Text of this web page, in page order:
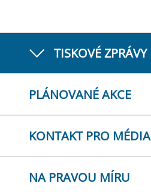
TISKOVÉ ZPRÁVY
PLÁNOVANÉ AKCE
KONTAKT PRO MÉDIA
NA PRAVOU MÍRU